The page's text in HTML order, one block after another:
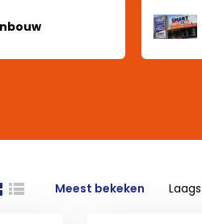
Meest bekeken